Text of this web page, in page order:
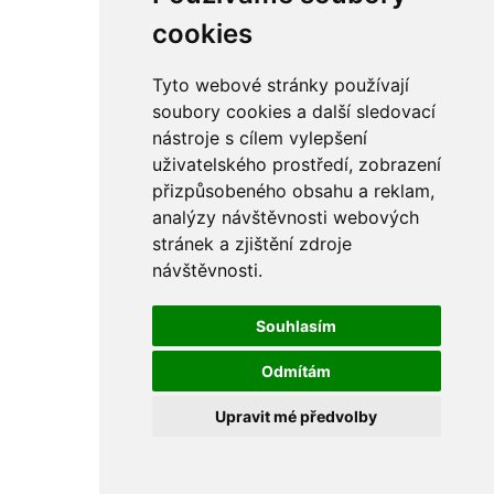
cookies
Tyto webové stránky používají
soubory cookies a další sledovací
nástroje s cílem vylepšení
uživatelského prostředí, zobrazení
přizpůsobeného obsahu a reklam,
analýzy návštěvnosti webových
stránek a zjištění zdroje
návštěvnosti.
Souhlasím
Odmítám
Upravit mé předvolby
řetězy
ostatní části
sekundární
sání
sedla
spojovací materiál
matice
podložky
pojistné kroužky
šrouby
výbava
výfuky a kolena
bowdeny a lanka
filtry
gufera